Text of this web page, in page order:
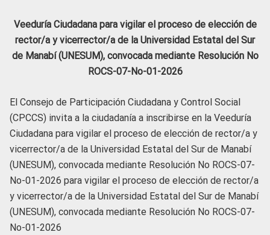
Veeduría Ciudadana para vigilar el proceso de elección de
rector/a y vicerrector/a de la Universidad Estatal del Sur
de Manabí (UNESUM), convocada mediante Resolución No
ROCS-07-No-01-2026
El Consejo de Participación Ciudadana y Control Social
(CPCCS) invita a la ciudadanía a inscribirse en la Veeduría
Ciudadana para vigilar el proceso de elección de rector/a y
vicerrector/a de la Universidad Estatal del Sur de Manabí
(UNESUM), convocada mediante Resolución No ROCS-07-
No-01-2026 para vigilar el proceso de elección de rector/a
y vicerrector/a de la Universidad Estatal del Sur de Manabí
(UNESUM), convocada mediante Resolución No ROCS-07-
No-01-2026